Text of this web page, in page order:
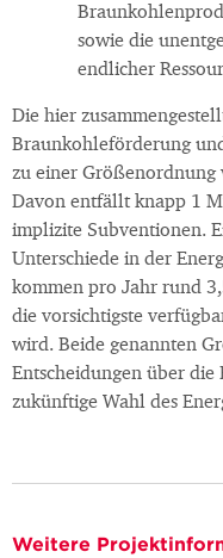
sowie die
endlicher
Die hier
Braunkohleförderung
zu einer Größenordnung
Davon entfällt knapp 1
implizite Subventionen.
Unterschiede in der
kommen pro Jahr rund
die vorsichtigste
wird. Beide genannten
Entscheidungen über
zukünftige Wahl des
Weitere